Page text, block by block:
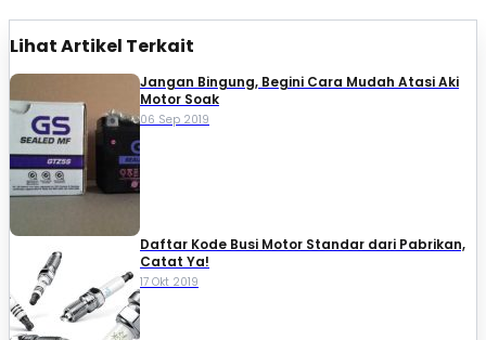
Lihat Artikel Terkait
Jangan Bingung, Begini Cara Mudah Atasi Aki
Motor Soak
06 Sep 2019
Daftar Kode Busi Motor Standar dari Pabrikan,
Catat Ya!
17 Okt 2019